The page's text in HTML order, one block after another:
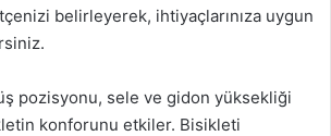
belirleyerek, ihtiyaçlarınıza uygun
pozisyonu, sele ve gidon yüksekliği
konforunu etkiler. Bisikleti